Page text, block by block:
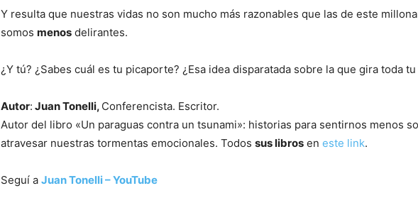
Y resulta que nuestras vidas no son mucho más razonables que las de este
somos menos delirantes.
¿Y tú? ¿Sabes cuál es tu picaporte? ¿Esa idea disparatada sobre la que gira toda tu
Autor: Juan Tonelli, Conferencista. Escritor.
Autor del libro «Un paraguas contra un tsunami»: historias para sentirnos menos
atravesar nuestras tormentas emocionales. Todos sus libros en este link.
Seguí a Juan Tonelli – YouTube